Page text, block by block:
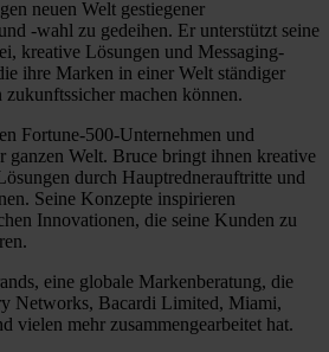
neuen Welt gestiegener
-wahl zu gedeihen. Er unterstützt seine
kreative Lösungen und Messaging-
ihre Marken in einer Welt ständiger
machen können.
Fortune-500-Unternehmen und
ganzen Welt. Bruce bringt ihnen kreative
durch Hauptrednerauftritte und
Seine Konzepte inspirieren
Innovationen, die seine Kunden zu
eine globale Markenberatung, die
Networks, Bacardi Limited, Miami,
vielen mehr zusammengearbeitet hat.